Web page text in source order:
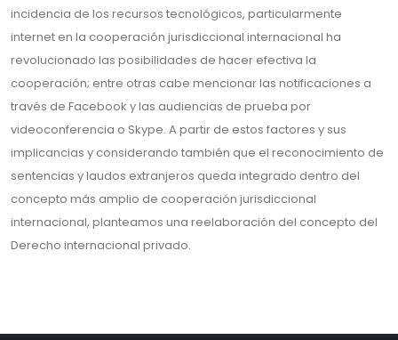
incidencia de los recursos tecnológicos, particularmente
internet en la cooperación jurisdiccional internacional ha
revolucionado las posibilidades de hacer efectiva la
cooperación; entre otras cabe mencionar las notificaciones a
través de Facebook y las audiencias de prueba por
videoconferencia o Skype. A partir de estos factores y sus
implicancias y considerando también que el reconocimiento de
sentencias y laudos extranjeros queda integrado dentro del
concepto más amplio de cooperación jurisdiccional
internacional, planteamos una reelaboración del concepto del
Derecho internacional privado.